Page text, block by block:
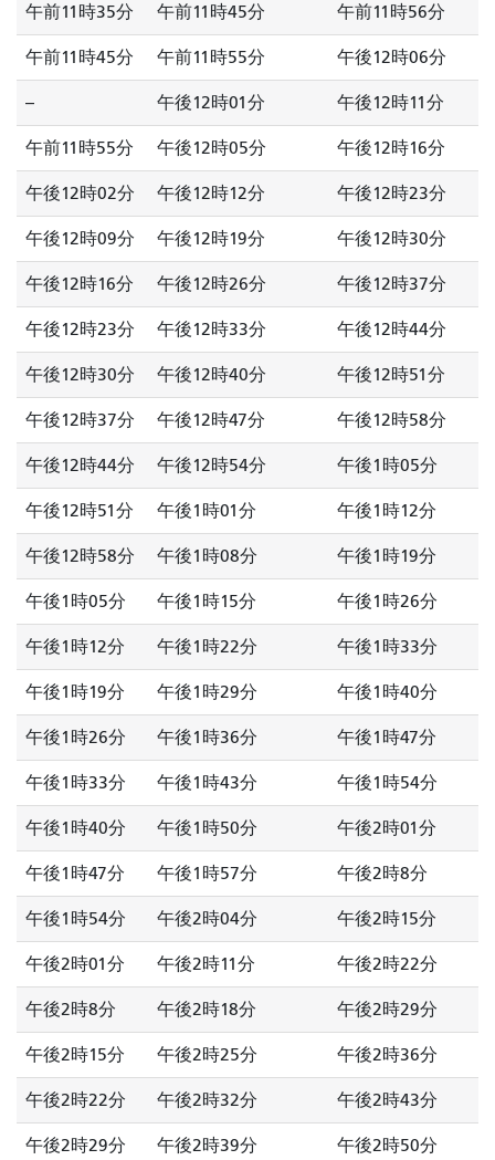
午前11時35分 午前11時45分 午前11時56分
午前11時45分 午前11時55分 午後12時06分
-- 午後12時01分 午後12時11分
午前11時55分 午後12時05分 午後12時16分
午後12時02分 午後12時12分 午後12時23分
午後12時09分 午後12時19分 午後12時30分
午後12時16分 午後12時26分 午後12時37分
午後12時23分 午後12時33分 午後12時44分
午後12時30分 午後12時40分 午後12時51分
午後12時37分 午後12時47分 午後12時58分
午後12時44分 午後12時54分 午後1時05分
午後12時51分 午後1時01分 午後1時12分
午後12時58分 午後1時08分 午後1時19分
午後1時05分 午後1時15分 午後1時26分
午後1時12分 午後1時22分 午後1時33分
午後1時19分 午後1時29分 午後1時40分
午後1時26分 午後1時36分 午後1時47分
午後1時33分 午後1時43分 午後1時54分
午後1時40分 午後1時50分 午後2時01分
午後1時47分 午後1時57分 午後2時8分
午後1時54分 午後2時04分 午後2時15分
午後2時01分 午後2時11分 午後2時22分
午後2時8分 午後2時18分 午後2時29分
午後2時15分 午後2時25分 午後2時36分
午後2時22分 午後2時32分 午後2時43分
午後2時29分 午後2時39分 午後2時50分